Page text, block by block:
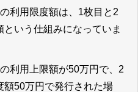
利用限度額は、1枚目と2
いう仕組みになっていま
利用上限額が50万円で、2
額50万円で発行された場